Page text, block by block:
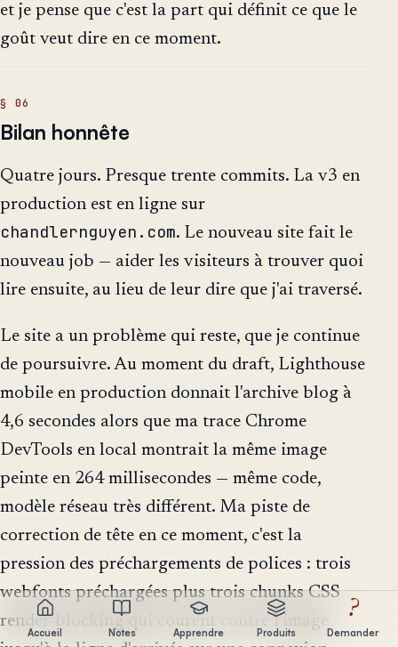
et je pense que c'est la part qui définit ce que le
goût veut dire en ce moment.
Bilan honnête
Quatre jours. Presque trente commits. La v3 en
production est en ligne sur
chandlernguyen.com. Le nouveau site fait le
nouveau job — aider les visiteurs à trouver quoi
lire ensuite, au lieu de leur dire que j'ai traversé.
Le site a un problème qui reste, que je continue
de poursuivre. Au moment du draft, Lighthouse
mobile en production donnait l'archive blog à
4,6 secondes alors que ma trace Chrome
DevTools en local montrait la même image
peinte en 264 millisecondes — même code,
modèle réseau très différent. Ma piste de
correction de tête en ce moment, c'est la
pression des préchargements de polices : trois
webfonts préchargées plus trois chunks CSS
render-blocking qui courent contre l'image
Accueil Notes Apprendre Produits
?
Demander